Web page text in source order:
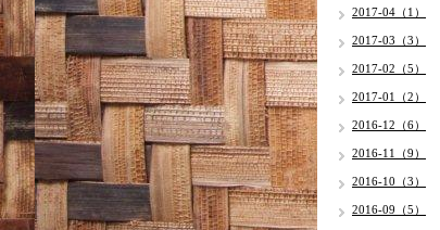
2017-04（1）
2017-03（3）
2017-02（5）
2017-01（2）
2016-12（6）
2016-11（9）
2016-10（3）
2016-09（5）